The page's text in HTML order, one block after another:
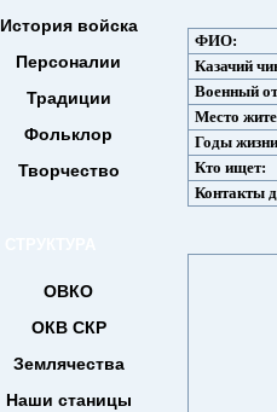
История войска
Персоналии
Традиции
Фольклор
Творчество
ОВКО
ОКВ СКР
Землячества
Наши станицы
ФИО:
Казачий
Военный
Место
Годы
Кто ищет:
Контакты